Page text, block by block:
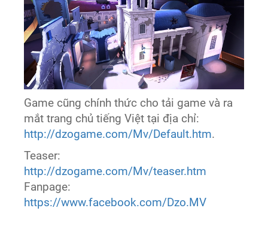
Game cũng chính thức cho tải game và ra
mắt trang chủ tiếng Việt tại địa chỉ:
http://dzogame.com/Mv/Default.htm.
Teaser:
http://dzogame.com/Mv/teaser.htm
Fanpage:
https://www.facebook.com/Dzo.MV